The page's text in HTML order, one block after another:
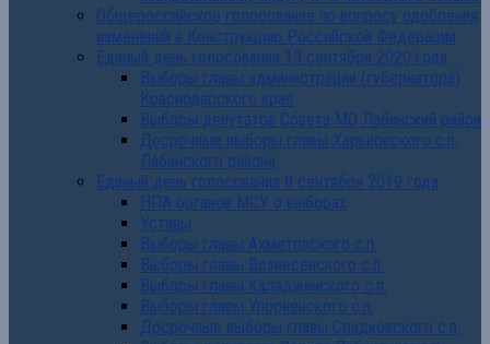
Общероссийское голосование по вопросу одобрения
изменений в Конструкцию Российской Федерации
Единый день голосования 13 сентября 2020 года
Выборы главы администрации (губернатора)
Краснодарского края
Выборы депутатов Совета МО Лабинский район
Досрочные выборы главы Харьковского с.п.
Лабинского района
Единый день голосования 8 сентября 2019 года
НПА органов МСУ о выборах
Уставы
Выборы главы Ахметовского с.п.
Выборы главы Вознесенского с.п.
Выборы главы Каладжинского с.п.
Выборы главы Упорненского с.п.
Досрочные выборы главы Сладковского с.п.